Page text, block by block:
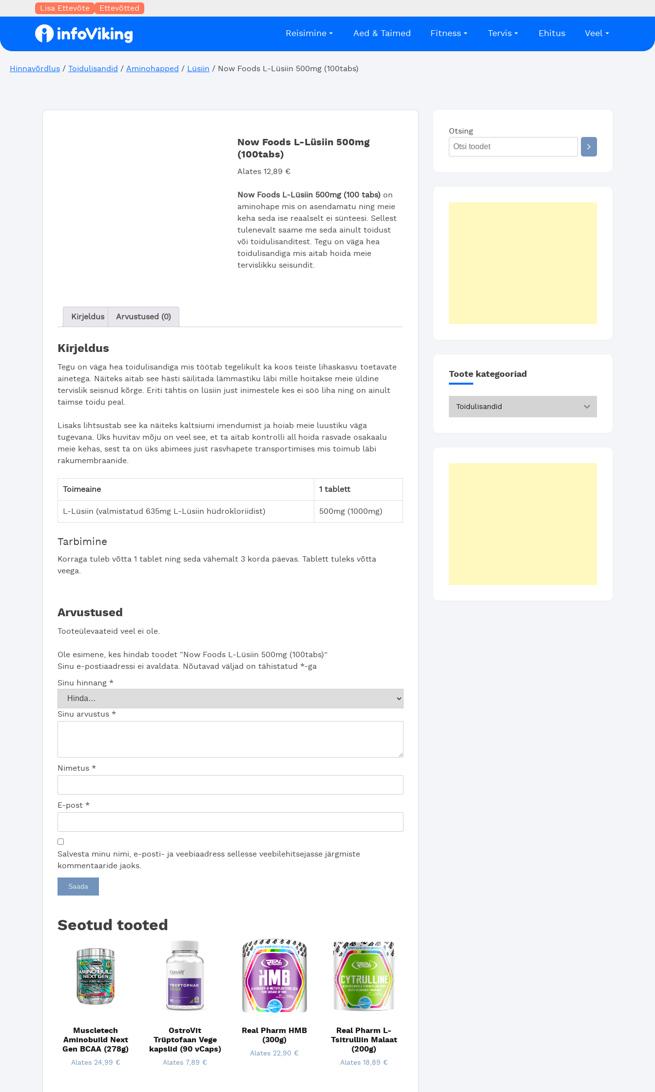
Lisa Ettevõte Ettevõtted
Reisimine Aed & Taimed Fitness Tervis Ehitus Veel
Hinnavõrdlus / Toidulisandid / Aminohapped / Lüsiin / Now Foods L-Lüsiin 500mg (100tabs)
Now Foods L-Lüsiin 500mg
(100tabs)
Alates12,89 €
Now Foods L-Lüsiin 500mg (100 tabs) on
aminohape mis on asendamatu ning meie
keha seda ise reaalselt ei sünteesi. Sellest
tulenevalt saame me seda ainult toidust
või toidulisanditest. Tegu on väga hea
toidulisandiga mis aitab hoida meie
tervislikku seisundit.
Kirjeldus Arvustused (0)
Kirjeldus
Tegu on väga hea toidulisandiga mis töötab tegelikult ka koos teiste lihaskasvu toetavate
ainetega. Näiteks aitab see hästi säilitada lämmastiku läbi mille hoitakse meie üldine
tervislik seisnud kõrge. Eriti tähtis on lüsiin just inimestele kes ei söö liha ning on ainult
taimse toidu peal.
Lisaks lihtsustab see ka näiteks kaltsiumi imendumist ja hoiab meie luustiku väga
tugevana. Üks huvitav mõju on veel see, et ta aitab kontrolli all hoida rasvade osakaalu
meie kehas, sest ta on üks abimees just rasvhapete transportimises mis toimub läbi
rakumembraanide.
Toimeaine 1 tablett
L-Lüsiin (valmistatud 635mg L-Lüsiin hüdrokloriidist) 500mg (1000mg)
Tarbimine
Korraga tuleb võtta 1 tablet ning seda vähemalt 3 korda päevas. Tablett tuleks võtta
veega.
Arvustused
Tooteülevaateid veel ei ole.
Ole esimene, kes hindab toodet “Now Foods L-Lüsiin 500mg (100tabs)”
Sinu e-postiaadressi ei avaldata.
Nõutavad väljad on tähistatud *-ga
Sinu hinnang *
Sinu arvustus *
Nimetus *
E-post *
Salvesta minu nimi, e-posti- ja veebiaadress sellesse veebilehitsejasse järgmiste
kommentaaride jaoks.
Seotud tooted
Muscletech
Aminobuild Next
Gen BCAA (278g)
Alates 24,99 €
OstroVit
Trüptofaan Vege
kapslid (90 vCaps)
Alates 7,89 €
Real Pharm HMB
(300g)
Alates 22,90 €
Real Pharm L-
Tsitrulliin Malaat
(200g)
Alates 18,89 €
Otsing
Toote kategooriad
Toidulisandid